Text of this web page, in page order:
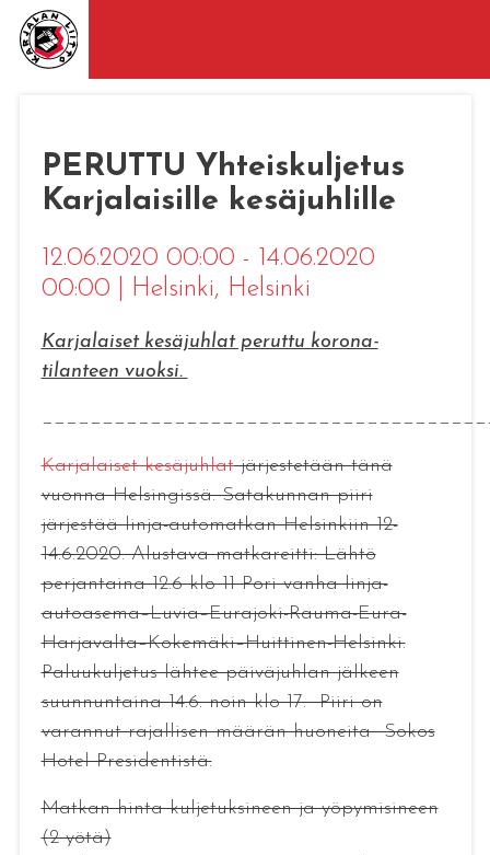
PERUTTU Yhteiskuljetus
Karjalaisille kesäjuhlille
12.06.2020 00:00 - 14.06.2020
00:00
Helsinki, Helsinki
Karjalaiset kesäjuhlat peruttu korona-
tilanteen vuoksi.
Karjalaiset kesäjuhlatjärjestetään tänä
vuonna Helsingissä. Satakunnan piiri
järjestää linja-automatkan Helsinkiin 12-
14.6.2020. Alustava matkareitti: Lähtö
perjantaina 12.6 klo 11 Pori vanha linja-
autoasema–Luvia–Eurajoki-Rauma-Eura-
Harjavalta–Kokemäki–Huittinen-Helsinki.
Paluukuljetus lähtee päiväjuhlan jälkeen
suunnuntaina 14.6. noin klo 17. Piiri on
varannut rajallisen määrän huoneita Sokos
Hotel Presidentistä.
Matkan hinta kuljetuksineen ja yöpymisineen
(2 yötä)